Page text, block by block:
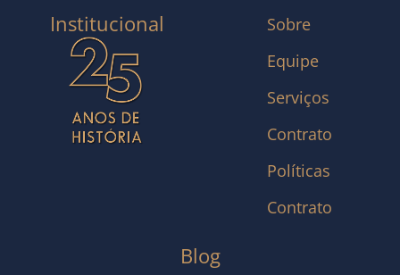
Institucional
Sobre
Equipe
Serviços
Contrato
Políticas
Contrato
Blog